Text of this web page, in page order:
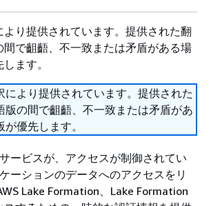
り提供されています。提供された翻
で齟齬、不一致または矛盾がある場
ます。
により提供されています。提供された
版の間で齟齬、不一致または矛盾があ
優先します。
ービスが、アクセスが制御されてい
ーションのデータへのアクセスをリ
Lake Formation、Lake Formation